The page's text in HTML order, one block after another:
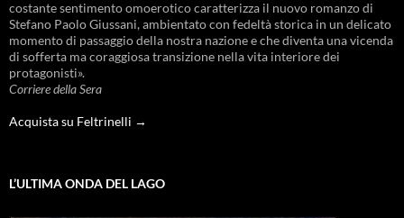
costante sentimento omoerotico caratterizza il nuovo romanzo di
Stefano Paolo Giussani, ambientato con fedeltà storica in un delicato
momento di passaggio della nostra nazione e che diventa una vicenda
di sofferta ma coraggiosa transizione nella vita interiore dei
protagonisti».
Corriere della Sera
Acquista su Feltrinelli →
L’ULTIMA ONDA DEL LAGO